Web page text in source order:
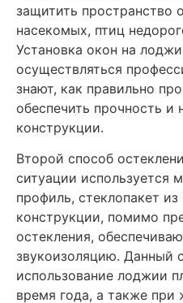
защитить пространство
насекомых, птиц
Установка окон на
осуществляться
знают, как правильно
обеспечить прочность и
конструкции.
Второй способ
ситуации используется
профиль, стеклопакет
конструкции, помимо
остекления,
звукоизоляцию. Данный
использование лоджии
время года, а также при